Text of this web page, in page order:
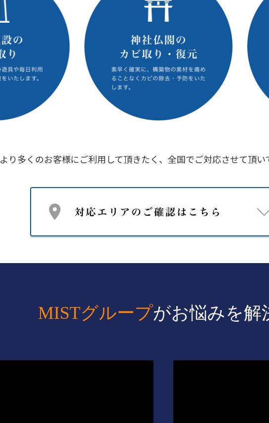
より多くのお客様にご利用して頂きたく、 全国でご対応させて頂い
MISTグループがお悩みを解